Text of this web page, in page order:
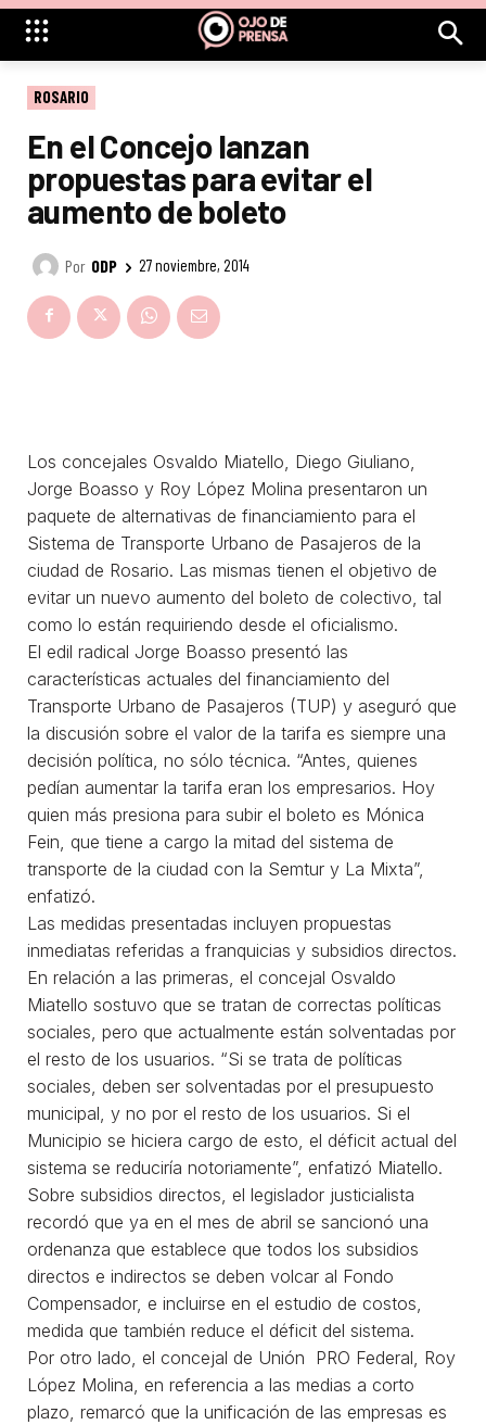
ROSARIO
En el Concejo lanzan
propuestas para evitar el
aumento de boleto
Por ODP 27 noviembre, 2014
Los concejales Osvaldo Miatello, Diego Giuliano,
Jorge Boasso y Roy López Molina presentaron un
paquete de alternativas de financiamiento para el
Sistema de Transporte Urbano de Pasajeros de la
ciudad de Rosario. Las mismas tienen el objetivo de
evitar un nuevo aumento del boleto de colectivo, tal
como lo están requiriendo desde el oficialismo.
El edil radical Jorge Boasso presentó las
características actuales del financiamiento del
Transporte Urbano de Pasajeros (TUP) y aseguró que
la discusión sobre el valor de la tarifa es siempre una
decisión política, no sólo técnica. “Antes, quienes
pedían aumentar la tarifa eran los empresarios. Hoy
quien más presiona para subir el boleto es Mónica
Fein, que tiene a cargo la mitad del sistema de
transporte de la ciudad con la Semtur y La Mixta”,
enfatizó.
Las medidas presentadas incluyen propuestas
inmediatas referidas a franquicias y subsidios directos.
En relación a las primeras, el concejal Osvaldo
Miatello sostuvo que se tratan de correctas políticas
sociales, pero que actualmente están solventadas por
el resto de los usuarios. “Si se trata de políticas
sociales, deben ser solventadas por el presupuesto
municipal, y no por el resto de los usuarios. Si el
Municipio se hiciera cargo de esto, el déficit actual del
sistema se reduciría notoriamente”, enfatizó Miatello.
Sobre subsidios directos, el legislador justicialista
recordó que ya en el mes de abril se sancionó una
ordenanza que establece que todos los subsidios
directos e indirectos se deben volcar al Fondo
Compensador, e incluirse en el estudio de costos,
medida que también reduce el déficit del sistema.
Por otro lado, el concejal de Unión PRO Federal, Roy
López Molina, en referencia a las medias a corto
plazo, remarcó que la unificación de las empresas es